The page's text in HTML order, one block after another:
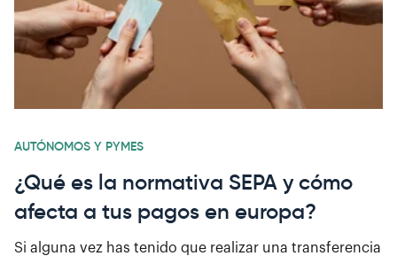
AUTÓNOMOS Y PYMES
¿Qué es la normativa SEPA y cómo
afecta a tus pagos en europa?
Si alguna vez has tenido que realizar una transferencia